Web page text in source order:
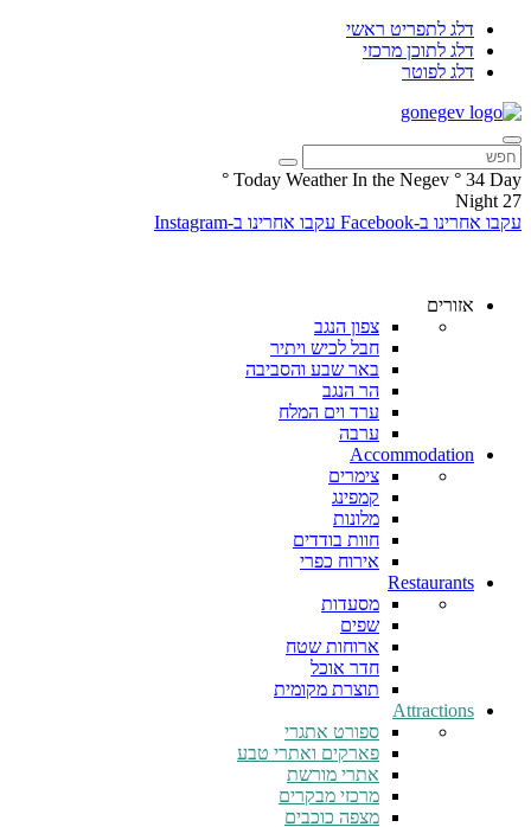
דלג לתפריט ראשי
דלג לתוכן מרכזי
דלג לפוטר
Today Weather In the Negev ° 34 Day
°
27
Night
עקבו אחרינו ב-Facebook
עקבו אחרינו ב-Instagram
אזורים
צפון הנגב
חבל לכיש ויתיר
באר שבע והסביבה
הר הנגב
ערד וים המלח
ערבה
Accommodation
צימרים
קמפינג
מלונות
חוות בודדים
אירוח כפרי
Restaurants
מסעדות
שפים
ארוחות שטח
חדר אוכל
תוצרת מקומית
Attractions
ספורט אתגרי
פארקים ואתרי טבע
אתרי מורשת
מרכזי מבקרים
מצפה כוכבים